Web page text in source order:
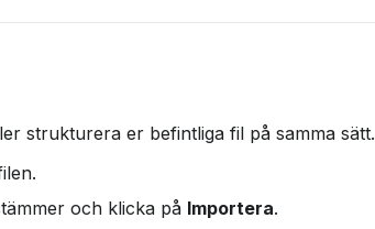
strukturera er befintliga fil på samma sätt.
och klicka på Importera.